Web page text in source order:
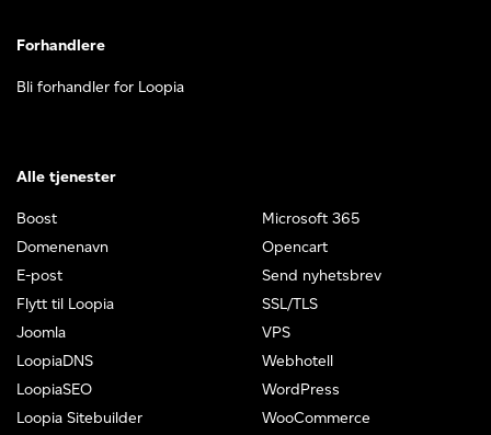
Forhandlere
Bli forhandler for Loopia
Alle tjenester
Boost
Domenenavn
E-post
Flytt til Loopia
Joomla
LoopiaDNS
LoopiaSEO
Loopia Sitebuilder
Microsoft 365
Opencart
Send nyhetsbrev
SSL/TLS
VPS
Webhotell
WordPress
WooCommerce